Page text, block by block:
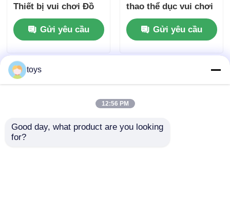
Thiết bị vui chơi Đồ
chơi chơi Thiết kế
mới Slide Set cho
công viên giải trí
Gửi yêu cầu
thao thể dục vui chơi
leo núi với thiết bị
chơi trượt an toàn và
bền Công viên Bộ giải
trí cho trẻ em
Gửi yêu cầu
toys
12:56 PM
Good day, what product are you looking
for?